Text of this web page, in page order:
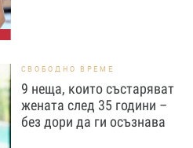
СВОБОДНО ВРЕМЕ
9 неща, които състаряват
жената след 35 години –
без дори да ги осъзнава